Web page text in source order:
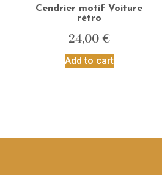
Cendrier motif Voiture
rétro
24,00 €
Add to cart